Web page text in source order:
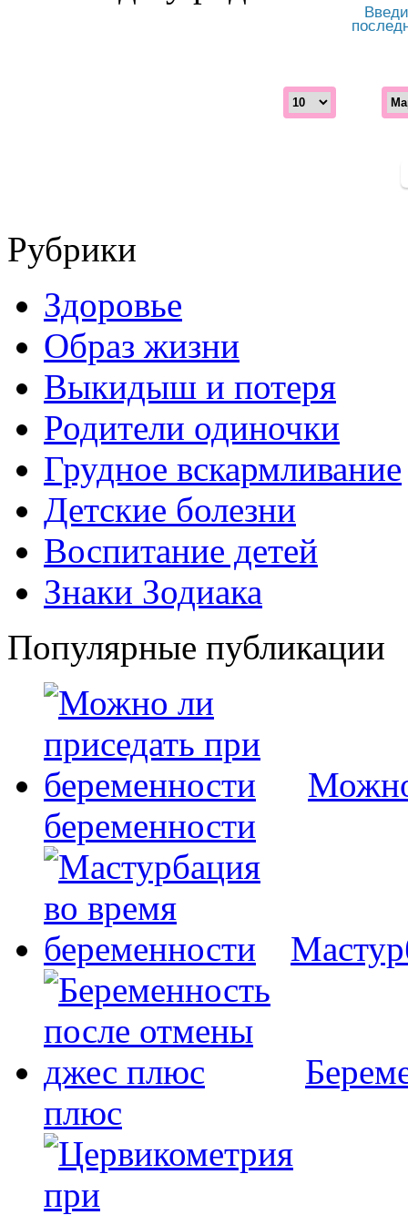
Рубрики
Здоровье
Образ жизни
Выкидыш и потеря
Родители одиночки
Грудное вскармливание
Детские болезни
Воспитание детей
Знаки Зодиака
Популярные публикации
беременности
плюс